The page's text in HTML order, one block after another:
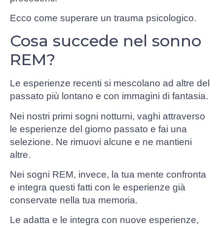
Ecco come superare un trauma psicologico.
Cosa succede nel sonno
REM?
Le esperienze recenti si mescolano ad altre del
passato più lontano e con immagini di fantasia.
Nei nostri primi sogni notturni, vaghi attraverso
le esperienze del giorno passato e fai una
selezione. Ne rimuovi alcune e ne mantieni
altre.
Nei sogni REM, invece, la tua mente confronta
e integra questi fatti con le esperienze già
conservate nella tua memoria.
Le adatta e le integra con nuove esperienze,